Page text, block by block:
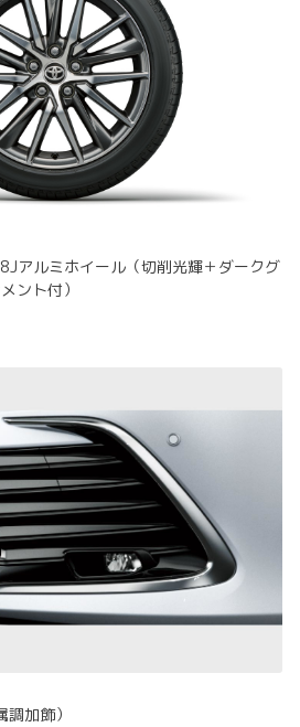
アルミホイール（切削光輝＋ダークグ
ント付）
加飾）